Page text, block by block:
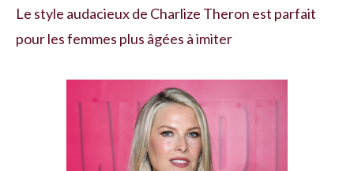
Le style audacieux de Charlize Theron est parfait
pour les femmes plus âgées à imiter